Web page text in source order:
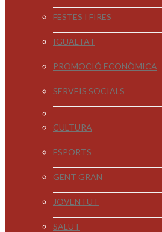
FESTES I FIRES
IGUALTAT
PROMOCIÓ ECONÒMICA
SERVEIS SOCIALS
CULTURA
ESPORTS
GENT GRAN
JOVENTUT
SALUT